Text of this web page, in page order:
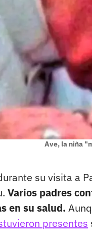
Ave, la niña
su visita a
Varios padres
en su salud.
presentes